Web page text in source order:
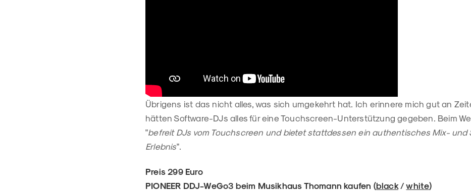
Übrigens ist das nicht alles, was sich umgekehrt hat. Ich erinnere mich gut an
hätten Software-DJs alles für eine Touchscreen-Unterstützung gegeben. Beim
"befreit DJs vom Touchscreen und bietet stattdessen ein authentisches Mix- und
Erlebnis".
Preis 299 Euro
PIONEER DDJ-WeGo3 beim Musikhaus Thomann kaufen (black/white)